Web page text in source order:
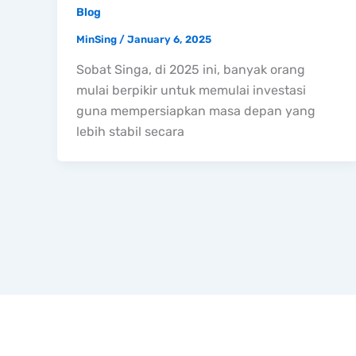
Blog
MinSing / January 6, 2025
Sobat Singa, di 2025 ini, banyak orang
mulai berpikir untuk memulai investasi
guna mempersiapkan masa depan yang
lebih stabil secara